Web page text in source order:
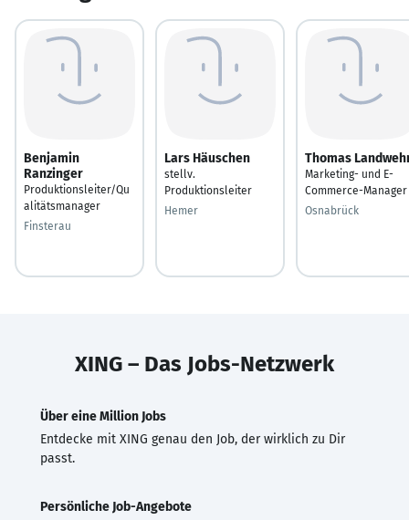
Benjamin
Ranzinger
Produktionsleiter/Qu
alitätsmanager
Finsterau
Lars Häuschen
stellv.
Produktionsleiter
Hemer
Thomas
Marketing- und E-
Commerce-Manager
Osnabrück
XING – Das Jobs-Netzwerk
Über eine Million Jobs
Entdecke mit XING genau den Job, der wirklich zu Dir
passt.
Persönliche Job-Angebote